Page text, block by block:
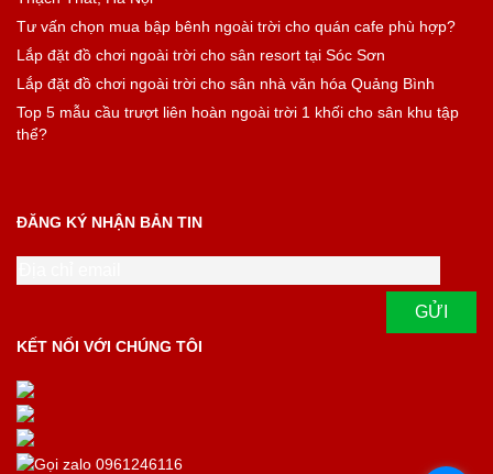
Tư vấn chọn mua bập bênh ngoài trời cho quán cafe phù hợp?
Lắp đặt đồ chơi ngoài trời cho sân resort tại Sóc Sơn
Lắp đặt đồ chơi ngoài trời cho sân nhà văn hóa Quảng Bình
Top 5 mẫu cầu trượt liên hoàn ngoài trời 1 khối cho sân khu tập
thể?
ĐĂNG KÝ NHẬN BẢN TIN
KẾT NỐI VỚI CHÚNG TÔI